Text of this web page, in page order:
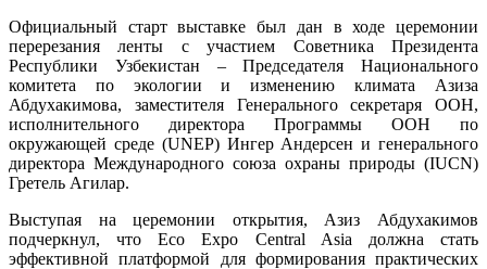
Официальный старт выставке был дан в ходе церемонии
перерезания ленты с участием Советника Президента
Республики Узбекистан – Председателя Национального
комитета по экологии и изменению климата Азиза
Абдухакимова, заместителя Генерального секретаря ООН,
исполнительного директора Программы ООН по
окружающей среде (UNEP) Ингер Андерсен и генерального
директора Международного союза охраны природы (IUCN)
Гретель Агилар.
Выступая на церемонии открытия, Азиз Абдухакимов
подчеркнул, что Eco Expo Central Asia должна стать
эффективной платформой для формирования практических